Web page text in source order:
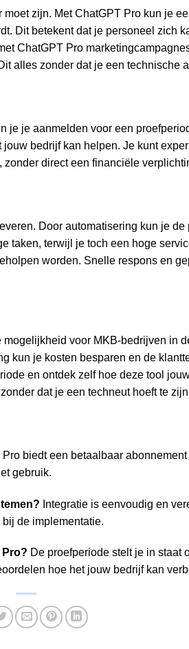
zijn. Met ChatGPT Pro kun je
Dit betekent dat je personeel zich
ChatGPT Pro
alles zonder dat je een technische
je je aanmelden voor een
bedrijf kan helpen. Je kunt
direct een financiële
Door automatisering kun je
taken, terwijl je toch een hoge
worden. Snelle respons en
voor MKB-bedrijven in
kun je kosten besparen en de
en ontdek zelf hoe deze tool
dat je een techneut hoeft te
biedt een betaalbaar
gebruik.
Integratie is eenvoudig en
de implementatie.
Pro? De proefperiode stelt je in staat
hoe het jouw bedrijf kan